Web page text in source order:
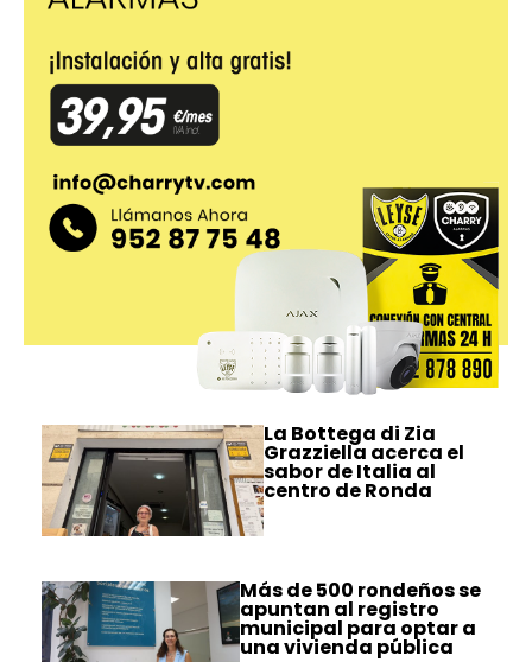
La Bottega di Zia
Grazziella acerca el
sabor de Italia al
centro de Ronda
Más de 500 rondeños se
apuntan al registro
municipal para optar a
una vivienda pública